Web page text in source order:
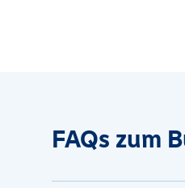
FAQs zum